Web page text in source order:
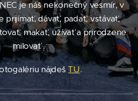
je náš nekonečný vesmír, v
prijímať, dávať, padať, vstávať,
makať, užívať a prirodzene
milovať .
nájdešTU.